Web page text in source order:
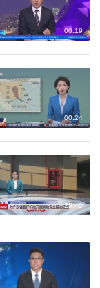
00:19
00:24
25:40